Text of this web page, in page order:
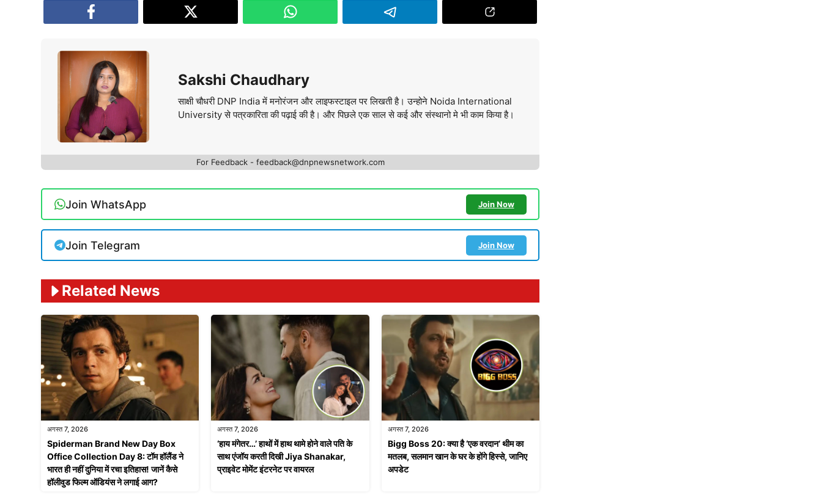
Sakshi Chaudhary
साक्षी चौधरी DNP India में मनोरंजन और लाइफस्टाइल पर लिखती है। उन्होने Noida International
University से पत्रकारिता की पढ़ाई की है। और पिछले एक साल से कई और संस्थानो मे भी काम किया है।
For Feedback - feedback@dnpnewsnetwork.com
Join WhatsApp Join Now
Join Telegram Join Now
Related News
अगस्त 7, 2026
Spiderman Brand New Day Box
Office Collection Day 8: टॉम हॉलैंड ने
भारत ही नहीं दुनिया में रचा इतिहास! जानें कैसे
हॉलीवुड फिल्म ऑडियंस ने लगाई आग?
अगस्त 7, 2026
‘हाय मंगेतर…’ हाथों में हाथ थामे होने वाले पति के
साथ एंजॉय करती दिखी Jiya Shanakar,
प्राइवेट मोमेंट इंटरनेट पर वायरल
अगस्त 7, 2026
Bigg Boss 20: क्या है ‘एक वरदान’ थीम का
मतलब, सलमान खान के घर के होंगे हिस्से, जानिए
अपडेट